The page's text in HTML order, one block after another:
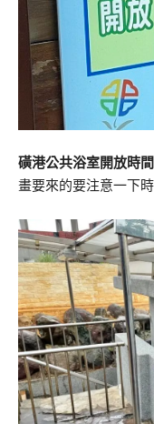
磺港公共浴室開放時間
畫要來的要注意一下時